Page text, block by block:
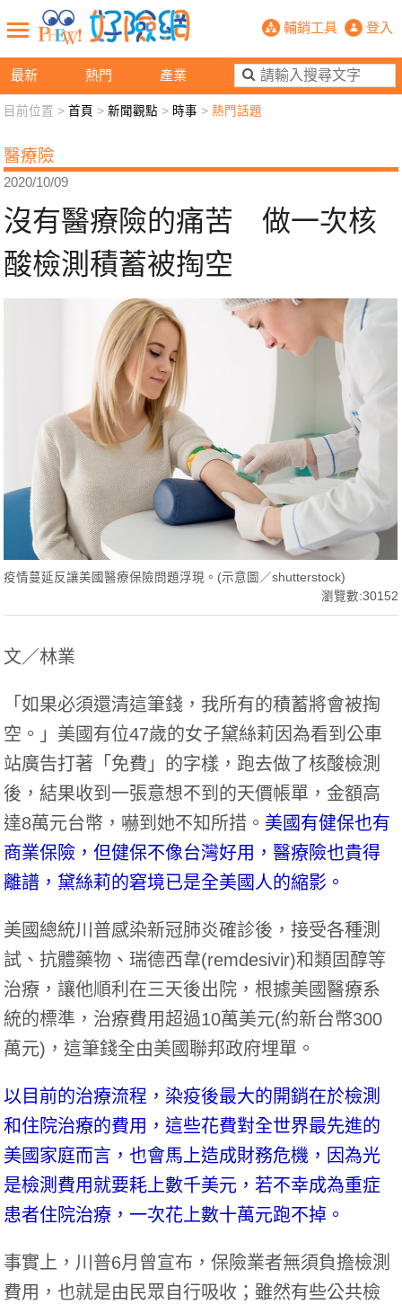
最新 熱門 產業
沒有醫療險的痛苦 做一次核酸檢
輔銷工具 登入
新聞觀點 業務交流 好險懂生活
退休先準備 好險學堂 輔銷工具 活動專區
目前位置 >首頁 >新聞觀點 > 時事 >熱門話題
醫療險
2020/10/09
沒有醫療險的痛苦 做一次核
酸檢測積蓄被掏空
疫情蔓延反讓美國醫療保險問題浮現。(示意圖／shutterstock)
瀏覽數:30152
文／林業
「如果必須還清這筆錢，我所有的積蓄將會被掏
空。」美國有位47歲的女子黛絲莉因為看到公車
站廣告打著「免費」的字樣，跑去做了核酸檢測
後，結果收到一張意想不到的天價帳單，金額高
達8萬元台幣，嚇到她不知所措。 美國有健保也有
商業保險，但健保不像台灣好用，醫療險也貴得
離譜，黛絲莉的窘境已是全美國人的縮影。
美國總統川普感染新冠肺炎確診後，接受各種測
試、抗體藥物、瑞德西韋(remdesivir)和類固醇等
治療，讓他順利在三天後出院，根據美國醫療系
統的標準，治療費用超過10萬美元(約新台幣300
萬元)，這筆錢全由美國聯邦政府埋單。
以目前的治療流程，染疫後最大的開銷在於檢測
和住院治療的費用，這些花費對全世界最先進的
美國家庭而言，也會馬上造成財務危機，因為光
是檢測費用就要耗上數千美元，若不幸成為重症
患者住院治療，一次花上數十萬元跑不掉。
事實上，川普6月曾宣布，保險業者無須負擔檢測
費用，也就是由民眾自行吸收；雖然有些公共檢